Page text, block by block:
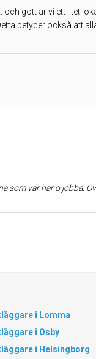
och gott är vi ett litet
betyder också att
var här o jobba.
i Lomma
i Osby
i Helsingborg